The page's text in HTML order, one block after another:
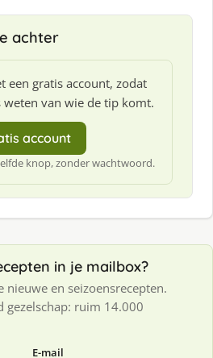
achter
een gratis account, zodat
van wie de tip komt.
account
knop, zonder wachtwoord.
in je mailbox?
nieuwe en seizoensrecepten.
gezelschap: ruim 14.000
E-mail